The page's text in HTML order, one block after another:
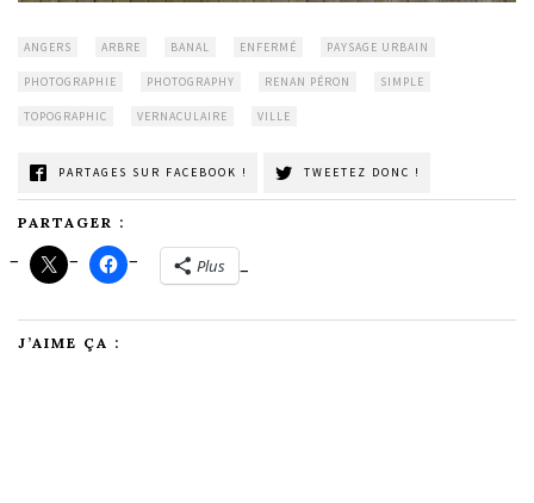
ANGERS ARBRE BANAL ENFERMÉ PAYSAGE URBAIN
PHOTOGRAPHIE PHOTOGRAPHY RENAN PÉRON SIMPLE
TOPOGRAPHIC VERNACULAIRE VILLE
PARTAGES SUR FACEBOOK ! TWEETEZ DONC !
PARTAGER :
Plus
J’AIME ÇA :